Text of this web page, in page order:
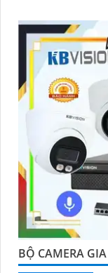
BỘ CAMERA